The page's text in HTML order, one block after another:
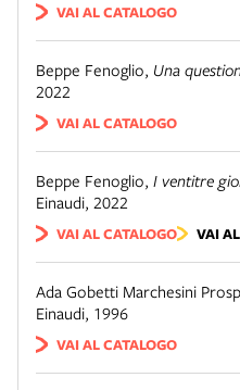
VAI AL CATALOGO
Beppe Fenoglio, Una
2022
VAI AL CATALOGO
Beppe Fenoglio, I ventitre
Einaudi, 2022
VAI AL CATALOGO VAI
Ada Gobetti Marchesini
Einaudi, 1996
VAI AL CATALOGO